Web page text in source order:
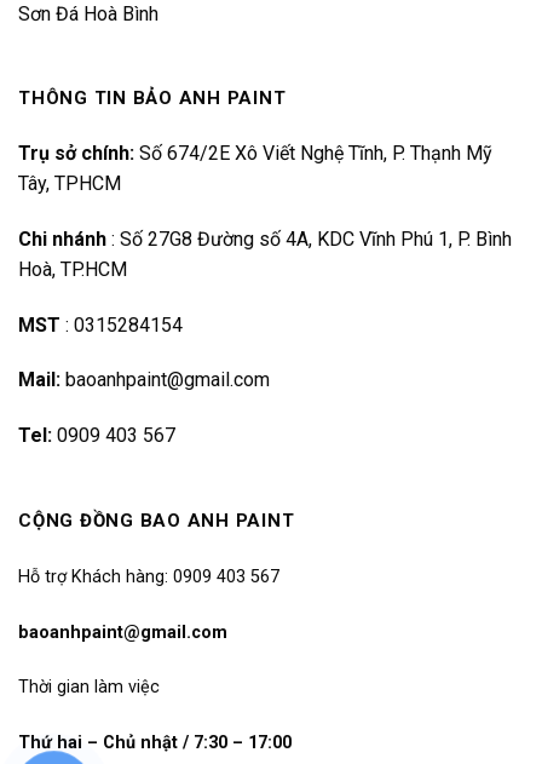
Sơn Đá Hoà Bình
THÔNG TIN BẢO ANH PAINT
Trụ sở chính: Số 674/2E Xô Viết Nghệ Tĩnh, P. Thạnh Mỹ
Tây, TPHCM
Chi nhánh : Số 27G8 Đường số 4A, KDC Vĩnh Phú 1, P. Bình
Hoà, TP.HCM
MST : 0315284154
Mail: baoanhpaint@gmail.com
Tel: 0909 403 567
CỘNG ĐỒNG BAO ANH PAINT
Hỗ trợ Khách hàng: 0909 403 567
baoanhpaint@gmail.com
Thời gian làm việc
Thứ hai – Chủ nhật / 7:30 – 17:00